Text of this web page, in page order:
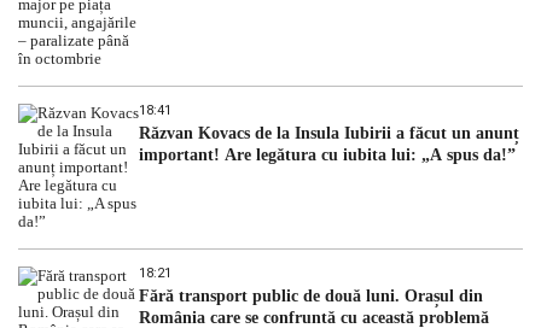
18:41
Răzvan Kovacs de la Insula Iubirii a făcut un anunț
important! Are legătura cu iubita lui: „A spus da!”
18:21
Fără transport public de două luni. Orașul din
România care se confruntă cu această problemă